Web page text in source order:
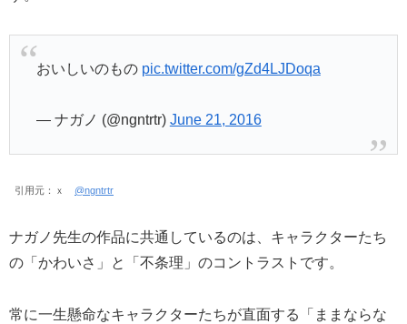
おいしいのもの pic.twitter.com/gZd4LJDoqa
— ナガノ (@ngntrtr) June 21, 2016
引用元：ｘ @ngntrtr
ナガノ先生の作品に共通しているのは、キャラクターたち
の「かわいさ」と「不条理」のコントラストです。
常に一生懸命なキャラクターたちが直面する「ままならな